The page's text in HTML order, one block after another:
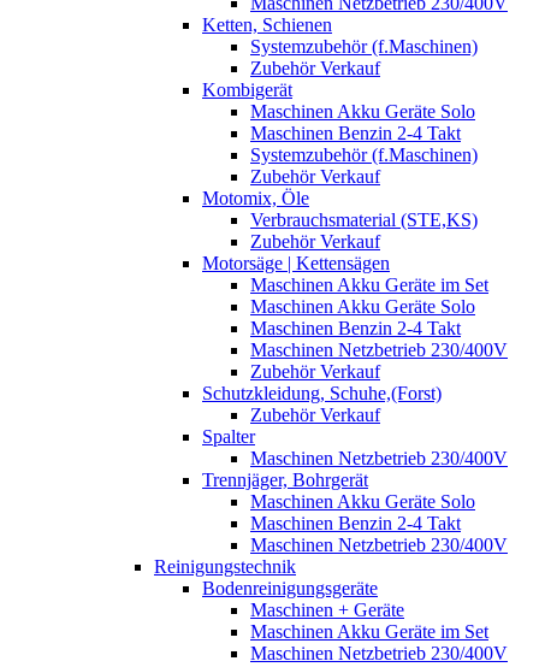
Ketten, Schienen
Systemzubehör (f.Maschinen)
Zubehör Verkauf
Kombigerät
Maschinen Akku Geräte Solo
Maschinen Benzin 2-4 Takt
Systemzubehör (f.Maschinen)
Zubehör Verkauf
Motomix, Öle
Verbrauchsmaterial (STE,KS)
Zubehör Verkauf
Motorsäge | Kettensägen
Maschinen Akku Geräte im Set
Maschinen Akku Geräte Solo
Maschinen Benzin 2-4 Takt
Maschinen Netzbetrieb 230/400V
Zubehör Verkauf
Schutzkleidung, Schuhe,(Forst)
Zubehör Verkauf
Spalter
Maschinen Netzbetrieb 230/400V
Trennjäger, Bohrgerät
Maschinen Akku Geräte Solo
Maschinen Benzin 2-4 Takt
Maschinen Netzbetrieb 230/400V
Reinigungstechnik
Bodenreinigungsgeräte
Maschinen + Geräte
Maschinen Akku Geräte im Set
Maschinen Netzbetrieb 230/400V